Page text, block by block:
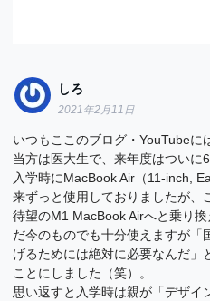
しろ
2021年2月11日
いつもここのブログ・YouTubeに
当方は医大生で、来年度はついに
入学時にMacBook Air（11-inch,
来ずっと使用しておりましたが、
待望のM1 MacBook Airへと乗り
だ今のものでも十分使えますが「
げるためには絶対に必要なんだ」
ことにしました（笑）。
思い返すと入学時は親が「デザイ